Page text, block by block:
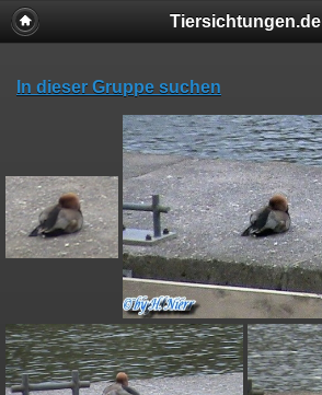
Tiersichtungen.de
In dieser Gruppe suchen